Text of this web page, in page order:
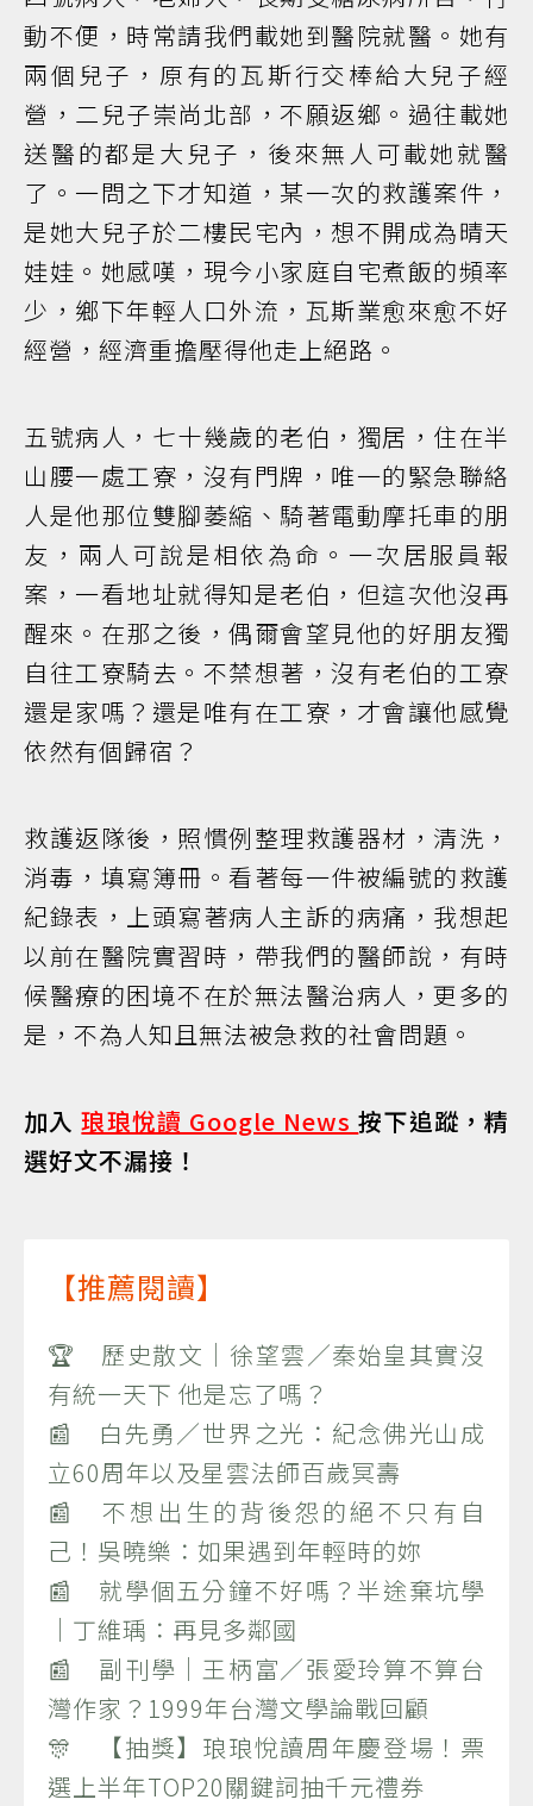
動不便，時常請我們載她到醫院就醫。她有
兩個兒子，原有的瓦斯行交棒給大兒子經
營，二兒子崇尚北部，不願返鄉。過往載她
送醫的都是大兒子，後來無人可載她就醫
了。一問之下才知道，某一次的救護案件，
是她大兒子於二樓民宅內，想不開成為晴天
娃娃。她感嘆，現今小家庭自宅煮飯的頻率
少，鄉下年輕人口外流，瓦斯業愈來愈不好
經營，經濟重擔壓得他走上絕路。
五號病人，七十幾歲的老伯，獨居，住在半
山腰一處工寮，沒有門牌，唯一的緊急聯絡
人是他那位雙腳萎縮、騎著電動摩托車的朋
友，兩人可說是相依為命。一次居服員報
案，一看地址就得知是老伯，但這次他沒再
醒來。在那之後，偶爾會望見他的好朋友獨
自往工寮騎去。不禁想著，沒有老伯的工寮
還是家嗎？還是唯有在工寮，才會讓他感覺
依然有個歸宿？
救護返隊後，照慣例整理救護器材，清洗，
消毒，填寫簿冊。看著每一件被編號的救護
紀錄表，上頭寫著病人主訴的病痛，我想起
以前在醫院實習時，帶我們的醫師說，有時
候醫療的困境不在於無法醫治病人，更多的
是，不為人知且無法被急救的社會問題。
加入琅琅悅讀 Google News按下追蹤，精
選好文不漏接！
【推薦閱讀】
🏆 歷史散文｜徐望雲／秦始皇其實沒
有統一天下 他是忘了嗎？
📰 白先勇／世界之光：紀念佛光山成
立60周年以及星雲法師百歲冥壽
📰 不想出生的背後怨的絕不只有自
己！吳曉樂：如果遇到年輕時的妳
📰 就學個五分鐘不好嗎？半途棄坑學
｜丁維瑀：再見多鄰國
📰 副刊學｜王柄富／張愛玲算不算台
灣作家？1999年台灣文學論戰回顧
🎊 【抽獎】琅琅悅讀周年慶登場！票
選上半年TOP20關鍵詞抽千元禮券